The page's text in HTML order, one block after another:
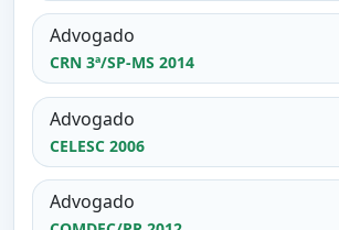
Advogado
CRN 3ª/SP-MS 2014
Advogado
CELESC 2006
Advogado